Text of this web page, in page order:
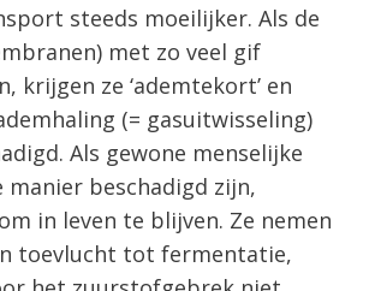
steeds moeilijker. Als de
met zo veel gif
krijgen ze ‘ademtekort’ en
(= gasuitwisseling)
Als gewone menselijke
manier beschadigd zijn,
in leven te blijven. Ze nemen
toevlucht tot fermentatie,